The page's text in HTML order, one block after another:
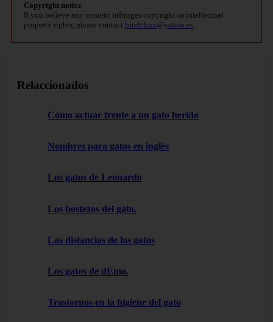
Copyright notice
If you believe any content infringes copyright or intellectual
property rights, please contact bitelchux@yahoo.es.
Relaccionados
Cómo actuar frente a un gato herido
Nombres para gatos en inglés
Los gatos de Leonardo
Los bostezos del gato.
Las distancias de los gatos
Los gatos de dEmo.
Trastornos en la higiene del gato